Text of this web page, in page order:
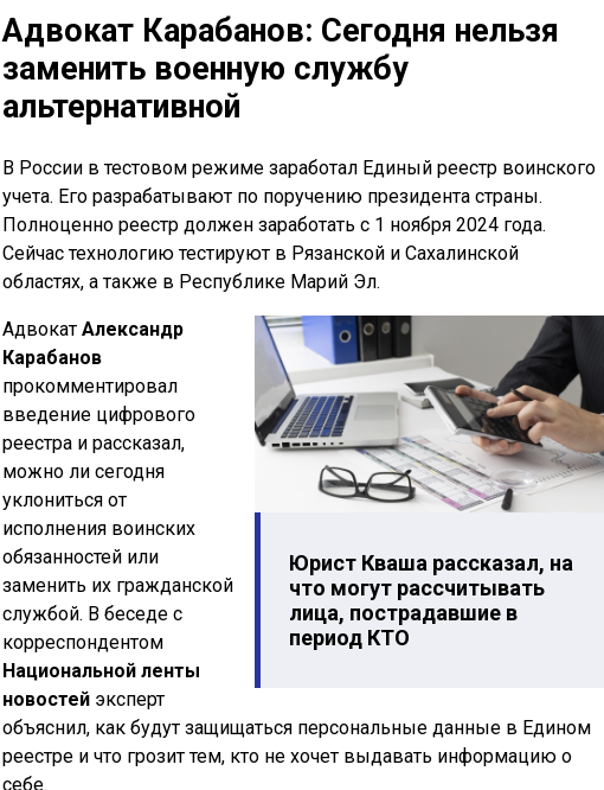
Адвокат Карабанов: Сегодня нельзя
заменить военную службу
альтернативной
В России в тестовом режиме заработал Единый реестр воинского
учета. Его разрабатывают по поручению президента страны.
Полноценно реестр должен заработать с 1 ноября 2024 года.
Сейчас технологию тестируют в Рязанской и Сахалинской
областях, а также в Республике Марий Эл.
Юрист Кваша рассказал, на
что могут рассчитывать
лица, пострадавшие в
период КТО
Адвокат Александр
Карабанов
прокомментировал
введение цифрового
реестра и рассказал,
можно ли сегодня
уклониться от
исполнения воинских
обязанностей или
заменить их гражданской
службой. В беседе с
корреспондентом
Национальной ленты
новостейэксперт
объяснил, как будут защищаться персональные данные в Едином
реестре и что грозит тем, кто не хочет выдавать информацию о
себе.